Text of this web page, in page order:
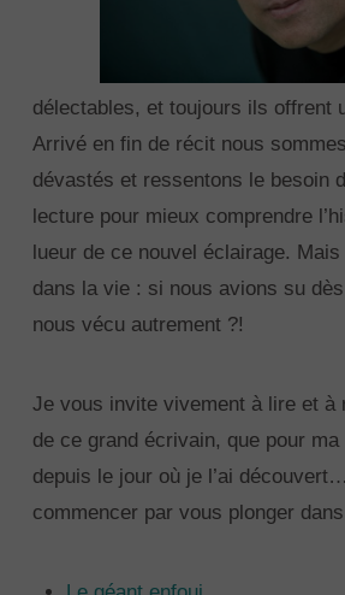
délectables, et toujours ils offrent
Arrivé en fin de récit nous
dévastés et ressentons le besoin
lecture pour mieux comprendre
lueur de ce nouvel éclairage. Mais
dans la vie : si nous avions su
nous vécu autrement ?!
Je vous invite vivement à lire et à
de ce grand écrivain, que pour
depuis le jour où je l’ai
commencer par vous plonger